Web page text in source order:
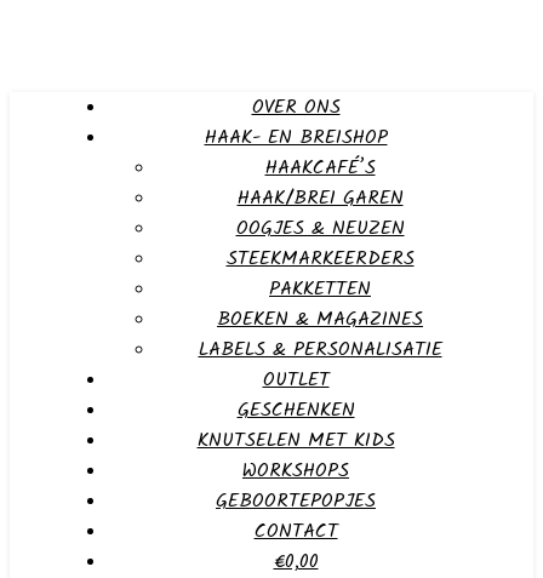
OVER ONS
HAAK- EN BREISHOP
HAAKCAFÉ’S
HAAK/BREI GAREN
OOGJES & NEUZEN
STEEKMARKEERDERS
PAKKETTEN
BOEKEN & MAGAZINES
LABELS & PERSONALISATIE
OUTLET
GESCHENKEN
KNUTSELEN MET KIDS
WORKSHOPS
GEBOORTEPOPJES
CONTACT
€0,00